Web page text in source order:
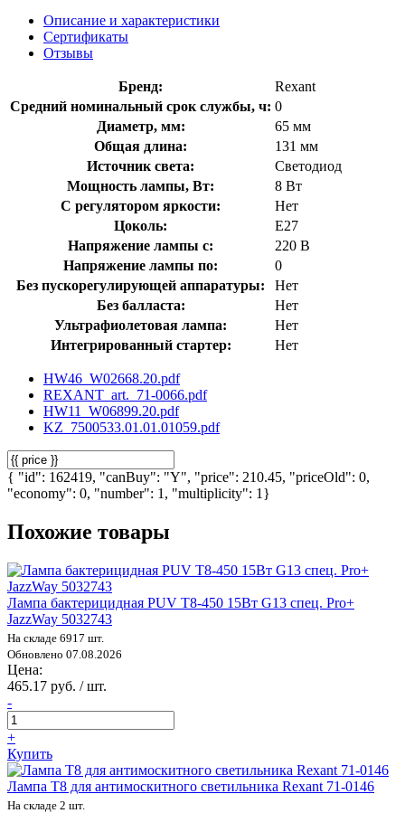
Описание и характеристики
Сертификаты
Отзывы
Бренд:
Rexant
Средний номинальный срок службы, ч: 0
Диаметр, мм:
65 мм
Общая длина:
131 мм
Источник света:
Светодиод
Мощность лампы, Вт:
8 Вт
С регулятором яркости:
Нет
Цоколь:
E27
Напряжение лампы с:
220 В
Напряжение лампы по:
0
Без пускорегулирующей аппаратуры:
Нет
Без балласта:
Нет
Ультрафиолетовая лампа:
Нет
Интегрированный стартер:
Нет
HW46_W02668.20.pdf
REXANT_art._71-0066.pdf
HW11_W06899.20.pdf
KZ_7500533.01.01.01059.pdf
{ "id": 162419, "canBuy": "Y", "price": 210.45, "priceOld": 0,
"economy": 0, "number": 1, "multiplicity": 1}
Похожие товары
Лампа бактерицидная PUV T8-450 15Вт G13 спец. Pro+
JazzWay 5032743
На складе 6917 шт.
Обновлено 07.08.2026
Цена:
465.17 руб. / шт.
-
+
Купить
Лампа T8 для антимоскитного светильника Rexant 71-0146
На складе 2 шт.